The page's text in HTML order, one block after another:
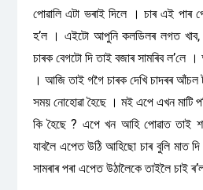
পোৱালি এটা ভৰাই দিলে । চাৰ এই পাৰ
হ’ল । এইটো আপুনি কলডিলৰ লগত খাব,
চাৰক বেগটো দি তাই বজাৰ সামৰিব ল’লে
। আজি তাই গগৈ চাৰক দেখি চাদৰৰ আঁচল
সময় নোহোৱা হৈছে । মই এপে এখন মাটি
কি হৈছে ? এপে খন আহি পোৱাত তাই
যাবলৈ এপেত উঠি আহিছো চাৰ বুলি মাত
সামৰাৰ পৰা এপেত উঠালৈকে তাইলৈ চাই